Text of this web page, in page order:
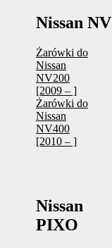
Nissan NV
Żarówki do
Nissan
NV200
[2009 – ]
Żarówki do
Nissan
NV400
[2010 – ]
Nissan
PIXO